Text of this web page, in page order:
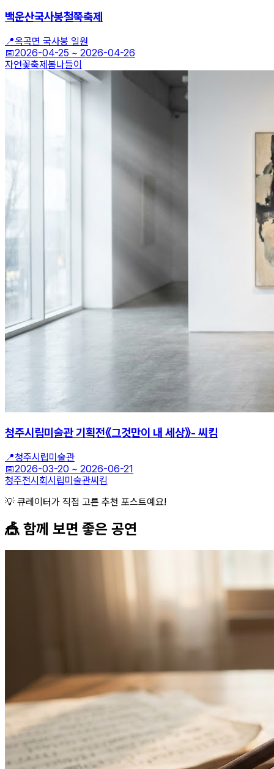
백운산국사봉철쭉축제
📍옥곡면 국사봉 일원
📅2026-04-25 ~ 2026-04-26
자연꽃축제봄나들이
청주시립미술관 기획전《그것만이 내 세상》- 씨킴
📍청주시립미술관
📅2026-03-20 ~ 2026-06-21
청주전시회시립미술관씨킴
💡 큐레이터가 직접 고른 추천 포스트예요!
🎪 함께 보면 좋은 공연